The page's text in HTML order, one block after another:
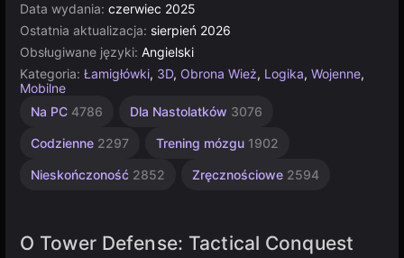
Data wydania: czerwiec 2025
Ostatnia aktualizacja: sierpień 2026
Obsługiwane języki: Angielski
Kategoria: Łamigłówki, 3D, Obrona Wież, Logika, Wojenne,
Mobilne
Na PC 4786 Dla Nastolatków 3076
Codzienne 2297 Trening mózgu 1902
Nieskończoność 2852 Zręcznościowe 2594
Komputerowe
Multiplayer
O Tower Defense: Tactical Conquest